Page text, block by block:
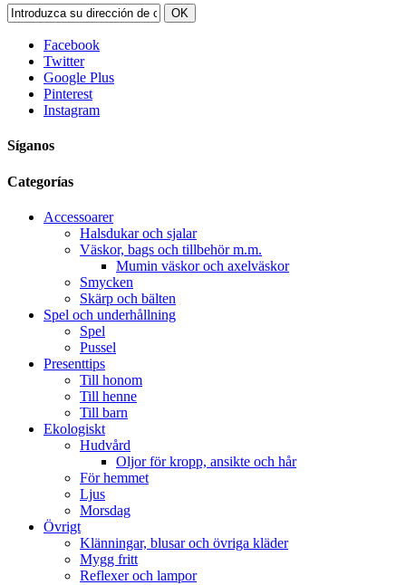
OK
Facebook
Twitter
Google Plus
Pinterest
Instagram
Síganos
Categorías
Accessoarer
Halsdukar och sjalar
Väskor, bags och tillbehör m.m.
Mumin väskor och axelväskor
Smycken
Skärp och bälten
Spel och underhållning
Spel
Pussel
Presenttips
Till honom
Till henne
Till barn
Ekologiskt
Hudvård
Oljor för kropp, ansikte och hår
För hemmet
Ljus
Morsdag
Övrigt
Klänningar, blusar och övriga kläder
Mygg fritt
Reflexer och lampor